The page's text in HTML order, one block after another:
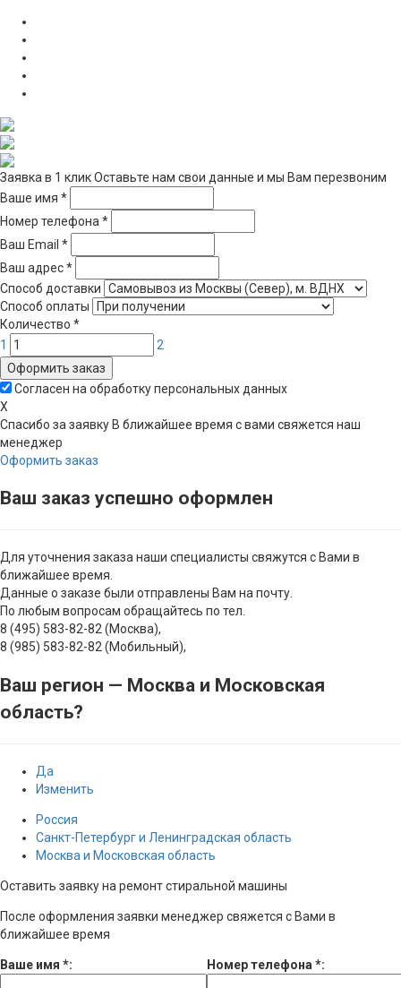
Заявка в 1 кликОставьте нам свои данные и мы Вам перезвоним
Ваше имя *
Номер телефона *
Ваш Email *
Ваш адрес*
Способ доставки
Способ оплаты
Количество *
1
2
Оформить заказ
Согласен на обработку персональных данных
X
Спасибо за заявку В ближайшее время с вами свяжется наш
менеджер
Оформить заказ
Ваш заказ успешно оформлен
Для уточнения заказа наши специалисты свяжутся с Вами в
ближайшее время.
Данные о заказе были отправлены Вам на почту.
По любым вопросам обращайтесь по тел.
8 (495) 583-82-82 (Москва),
8 (985) 583-82-82 (Мобильный),
Ваш регион — Москва и Московская
область?
Да
Изменить
Россия
Санкт-Петербург и Ленинградская область
Москва и Московская область
Оставить заявку на ремонт стиральной машины
После оформления заявки менеджер свяжется с Вами в
ближайшее время
Ваше имя *: Номер телефона *: